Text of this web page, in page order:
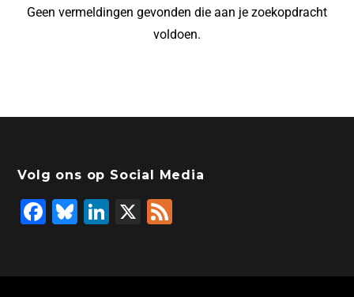
Geen vermeldingen gevonden die aan je zoekopdracht
voldoen.
Volg ons op Social Media
F
Bl
Li
X